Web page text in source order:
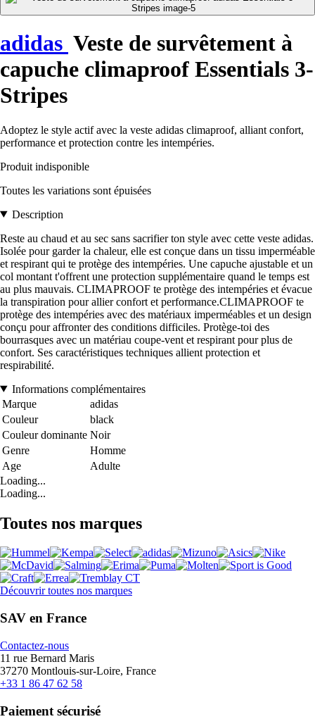
adidas Veste de survêtement à
capuche climaproof Essentials 3-
Stripes
Adoptez le style actif avec la veste adidas climaproof, alliant confort,
performance et protection contre les intempéries.
Produit indisponible
Toutes les variations sont épuisées
Description
Reste au chaud et au sec sans sacrifier ton style avec cette veste adidas.
Isolée pour garder la chaleur, elle est conçue dans un tissu imperméable
et respirant qui te protège des intempéries. Une capuche ajustable et un
col montant t'offrent une protection supplémentaire quand le temps est
au plus mauvais. CLIMAPROOF te protège des intempéries et évacue
la transpiration pour allier confort et performance.CLIMAPROOF te
protège des intempéries avec des matériaux imperméables et un design
conçu pour affronter des conditions difficiles. Protège-toi des
bourrasques avec un matériau coupe-vent et respirant pour plus de
confort. Ses caractéristiques techniques allient protection et
respirabilité.
Informations complémentaires
Marque
adidas
Couleur
black
Couleur dominante Noir
Genre
Homme
Age
Adulte
Loading...
Loading...
Toutes nos marques
Découvrir toutes nos marques
SAV en France
Contactez-nous
11 rue Bernard Maris
37270 Montlouis-sur-Loire, France
+33 1 86 47 62 58
Paiement sécurisé